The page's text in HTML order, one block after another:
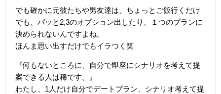
でも確かに元彼たちや男友達は、ちょっとご飯行くだけ
でも、パッと2,3のオプション出したり、１つのプランに
決められないんですよね。
ほんま思い出すだけでもイラつく笑
『何もないところに、自分で即座にシナリオを考えて提
案できる人は稀です。』
わたし、1人だけ自分でデートプラン、シナリオ考えて提